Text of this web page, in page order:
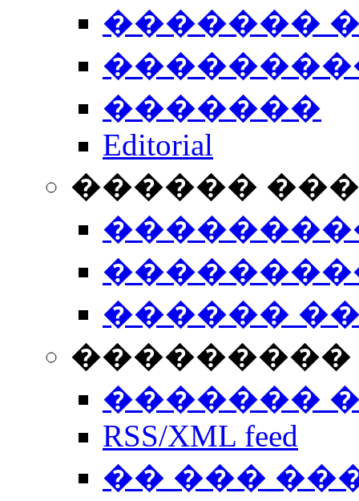
�������
�������
Editorial
������
������
���������
�������
RSS/XML feed
�� ���